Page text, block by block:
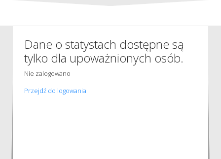
Dane o statystach dostępne są
tylko dla upoważnionych osób.
Nie zalogowano
Przejdź do logowania